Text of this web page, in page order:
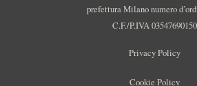
prefettura Milano numero
C.F./P.IVA 03547690150
Privacy Policy
Cookie Policy